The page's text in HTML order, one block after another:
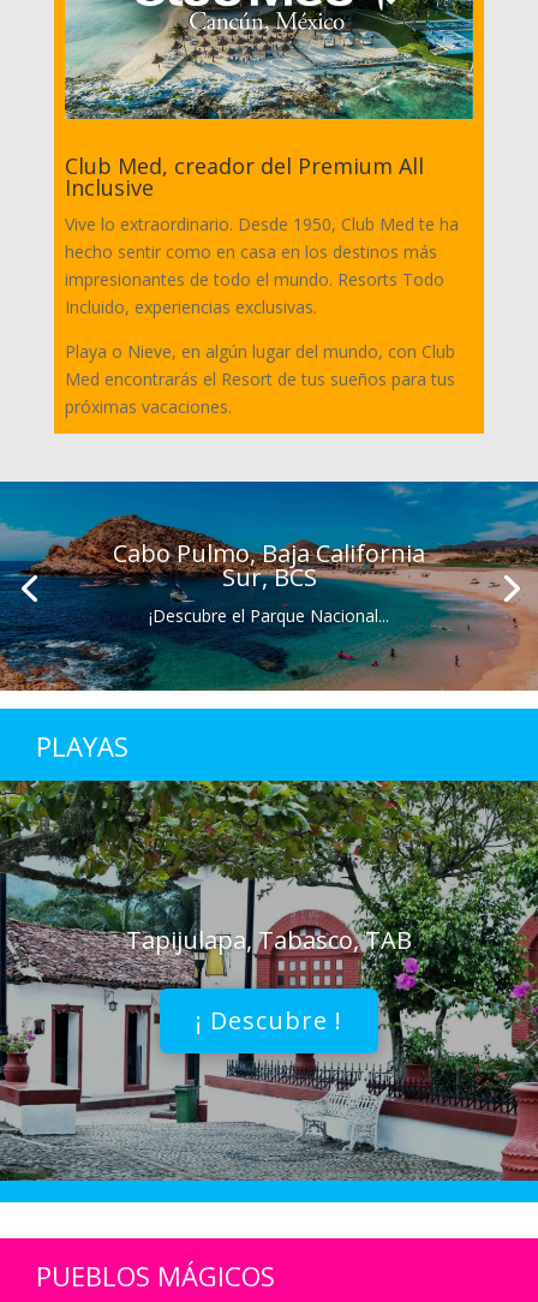
Club Med, creador del Premium All
Inclusive
Vive lo extraordinario. Desde 1950, Club Med te ha
hecho sentir como en casa en los destinos más
impresionantes de todo el mundo. Resorts Todo
Incluido, experiencias exclusivas.
Playa o Nieve, en algún lugar del mundo, con Club
Med encontrarás el Resort de tus sueños para tus
próximas vacaciones.
Cabo Pulmo, Baja California
Sur, BCS
¡Descubre el Parque Nacional...
PLAYAS
Tapijulapa, Tabasco, TAB
¡ Descubre !
PUEBLOS MÁGICOS